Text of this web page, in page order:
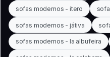
sofas modernos - itero
sofas modernos - játiva
sofas modernos - la albufeira